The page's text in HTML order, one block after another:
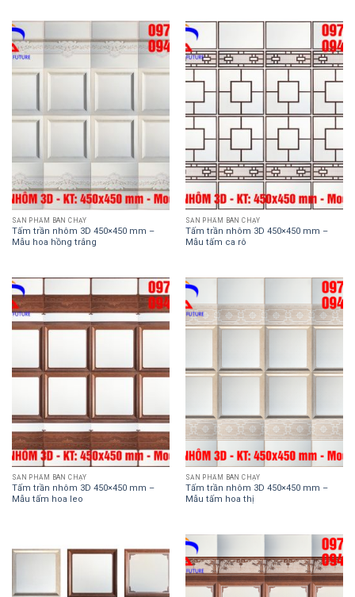
SẢN PHẨM BÁN CHẠY
Tấm trần nhôm 3D 450×450 mm –
Mẫu hoa hồng trắng
SẢN PHẨM BÁN CHẠY
Tấm trần nhôm 3D 450×450 mm –
Mẫu tấm ca rô
SẢN PHẨM BÁN CHẠY
Tấm trần nhôm 3D 450×450 mm –
Mẫu tấm hoa leo
SẢN PHẨM BÁN CHẠY
Tấm trần nhôm 3D 450×450 mm –
Mẫu tấm hoa thị